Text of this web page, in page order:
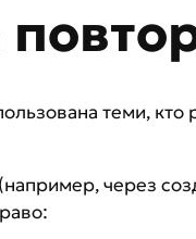
теми,
через